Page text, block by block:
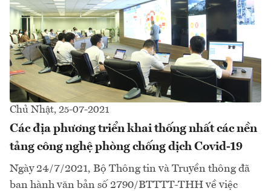
Chủ Nhật, 25-07-2021
Các địa phương triển khai thống nhất các nền
tảng công nghệ phòng chống dịch Covid-19
Ngày 24/7/2021, Bộ Thông tin và Truyền thông đã
ban hành văn bản số 2790/BTTTT-THH về việc